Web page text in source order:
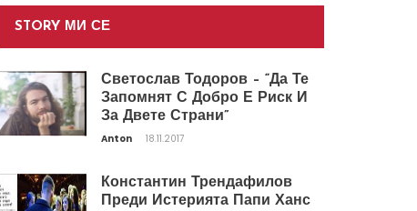
STORY МИ СЕ
Светослав Тодоров – “Да Те
Запомнят С Добро Е Риск И
За Двете Страни”
Anton 18.11.2017
Константин Трендафилов
Преди Истерията Папи Ханс